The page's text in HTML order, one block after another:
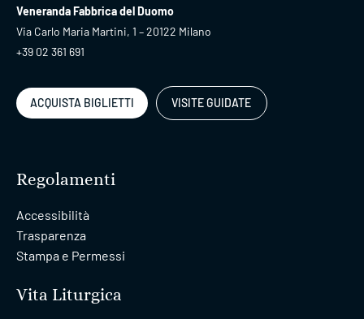
Veneranda Fabbrica del Duomo
Via Carlo Maria Martini, 1 – 20122 Milano
+39 02 361 691
ACQUISTA BIGLIETTI VISITE GUIDATE
Regolamenti
Accessibilità
Trasparenza
Stampa e Permessi
Vita Liturgica